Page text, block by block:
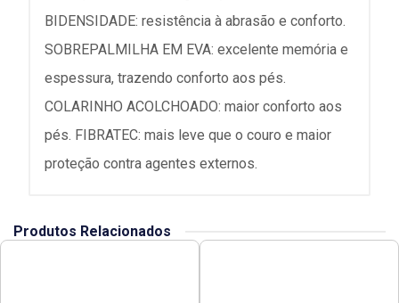
BIDENSIDADE: resistência à abrasão e conforto.
SOBREPALMILHA EM EVA: excelente memória e
espessura, trazendo conforto aos pés.
COLARINHO ACOLCHOADO: maior conforto aos
pés. FIBRATEC: mais leve que o couro e maior
proteção contra agentes externos.
Produtos Relacionados